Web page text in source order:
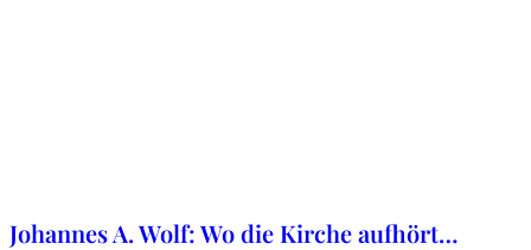
Johannes A. Wolf: Wo die Kirche aufhört…